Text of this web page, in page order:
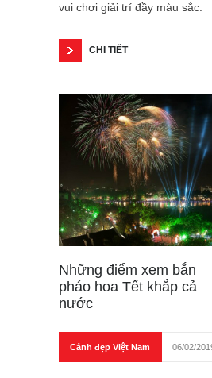
vui chơi giải trí đầy màu sắc.
CHI TIẾT
Những điểm xem bắn
pháo hoa Tết khắp cả
nước
Cảnh đẹp Việt Nam 06/02/